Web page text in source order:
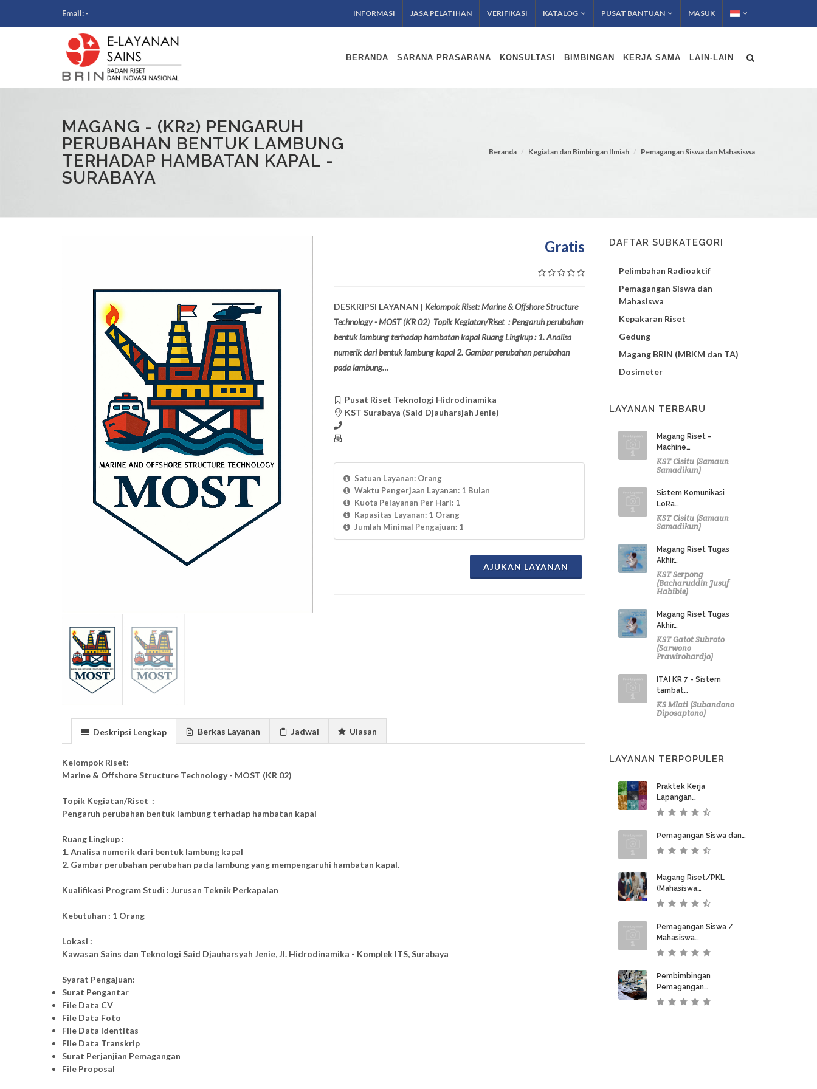
Email: - INFORMASI JASA PELATIHAN VERIFIKASI KATALOG PUSAT BANTUAN MASUK
BERANDA SARANA PRASARANA KONSULTASI BIMBINGAN KERJA SAMA LAIN-LAIN
MAGANG - (KR2) PENGARUH
PERUBAHAN BENTUK LAMBUNG
TERHADAP HAMBATAN KAPAL -
SURABAYA
Beranda Kegiatan dan Bimbingan Ilmiah Pemagangan Siswa dan Mahasiswa
Gratis
DESKRIPSI LAYANAN | Kelompok Riset: Marine & Offshore Structure
Technology - MOST (KR 02) Topik Kegiatan/Riset : Pengaruh perubahan
bentuk lambung terhadap hambatan kapal Ruang Lingkup : 1. Analisa
numerik dari bentuk lambung kapal 2. Gambar perubahan perubahan
pada lambung…
Pusat Riset Teknologi Hidrodinamika
KST Surabaya (Said Djauharsjah Jenie)
Satuan Layanan: Orang
Waktu Pengerjaan Layanan: 1 Bulan
Kuota Pelayanan Per Hari: 1
Kapasitas Layanan: 1 Orang
Jumlah Minimal Pengajuan: 1
AJUKAN LAYANAN
Deskripsi Lengkap Berkas Layanan Jadwal Ulasan
Kelompok Riset:
Marine & Offshore Structure Technology - MOST (KR 02)
Topik Kegiatan/Riset :
Pengaruh perubahan bentuk lambung terhadap hambatan kapal
Ruang Lingkup :
1. Analisa numerik dari bentuk lambung kapal
2. Gambar perubahan perubahan pada lambung yang mempengaruhi hambatan kapal.
Kualifikasi Program Studi : Jurusan Teknik Perkapalan
Kebutuhan : 1 Orang
Lokasi :
Kawasan Sains dan Teknologi Said Djauharsyah Jenie, Jl. Hidrodinamika - Komplek ITS, Surabaya
Syarat Pengajuan:
Surat Pengantar
File Data CV
File Data Foto
File Data Identitas
File Data Transkrip
Surat Perjanjian Pemagangan
File Proposal
DAFTAR SUBKATEGORI
Pelimbahan Radioaktif
Pemagangan Siswa dan
Mahasiswa
Kepakaran Riset
Gedung
Magang BRIN (MBKM dan TA)
Dosimeter
LAYANAN TERBARU
Magang Riset -
Machine…
KST Cisitu (Samaun
Samadikun)
Sistem Komunikasi
LoRa…
KST Cisitu (Samaun
Samadikun)
Magang Riset Tugas
Akhir…
KST Serpong
(Bacharuddin Jusuf
Habibie)
Magang Riset Tugas
Akhir…
KST Gatot Subroto
(Sarwono
Prawirohardjo)
[TA] KR 7 - Sistem
tambat…
KS Mlati (Subandono
Diposaptono)
LAYANAN TERPOPULER
Praktek Kerja
Lapangan…
Pemagangan Siswa dan…
Magang Riset/PKL
(Mahasiswa…
Pemagangan Siswa /
Mahasiswa…
Pembimbingan
Pemagangan…